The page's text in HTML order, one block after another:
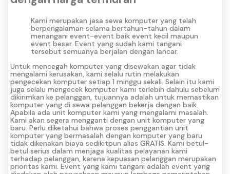
Kami merupakan jasa sewa komputer yang telah
berpengalaman selama bertahun-tahun dalam
menangani event-event baik event kecil maupun
event besar. Event yang sudah kami tangani
tersebut semuanya berjalan dengan lancar.
Untuk mencegah komputer yang disewakan agar tidak
mengalami kerusakan, kami selalu rutin melakukan
pengecekan komputer setiap 1 minggu sekali. Selain itu kami
juga selalu mengecek komputer kami terlebih dahulu sebelum
dikirimkan ke pelanggan, tujuannya adalah untuk memastikan
komputer yang di sewa pelanggan bekerja dengan baik.
Apabila ada unit komputer kami yang mengalami masalah.
Kami akan segera mengganti dengan unit komputer yang
baru. Perlu diketahui bahwa proses penggantian unit
komputer yang bermasalah dengan komputer yang baru
tidak dikenakan biaya sedikitpun alias GRATIS. Kami betul-
betul serius dalam menjaga kualitas pelayanan kami
terhadap pelanggan, karena kepuasan pelanggan merupakan
prioritas kami. Event yang kami tangani adalah event yang